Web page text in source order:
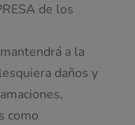
de los
a la
daños y
como